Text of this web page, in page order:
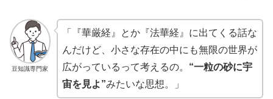
豆知識専門家
「『華厳経』とか『法華経』に出てくる話な
んだけど、小さな存在の中にも無限の世界が
広がっているって考えるの。 “一粒の砂に宇
宙を見よ”みたいな思想。」